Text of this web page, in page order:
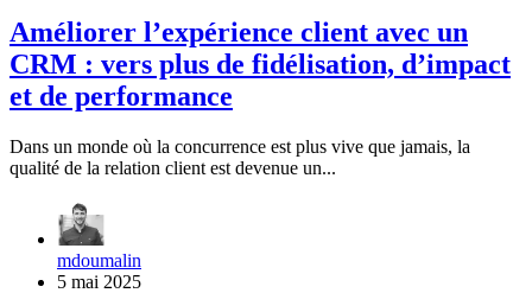
Améliorer l’expérience client avec un
CRM : vers plus de fidélisation, d’impact
et de performance
Dans un monde où la concurrence est plus vive que jamais, la
qualité de la relation client est devenue un...
mdoumalin
5 mai 2025